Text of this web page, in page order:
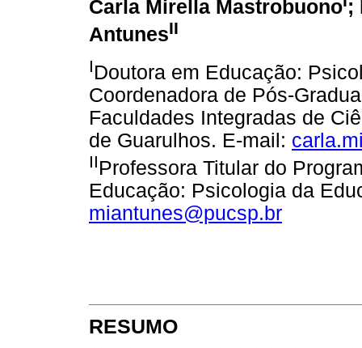
Carla Mirella Mastrobuono ;
AntunesII
IDoutora em Educação:
Coordenadora de Pós-
Faculdades Integradas de
de Guarulhos. E-mail:
IIProfessora Titular do
Educação: Psicologia da
miantunes@pucsp.br
RESUMO